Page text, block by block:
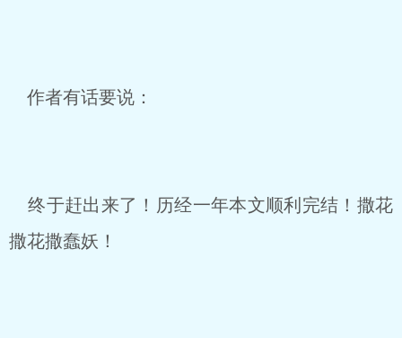
作者有话要说：
终于赶出来了！历经一年本文顺利完结！撒花
撒花撒蠢妖！